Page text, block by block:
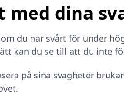
med dina
du har svårt för under
kan du se till att du inte
på sina svagheter